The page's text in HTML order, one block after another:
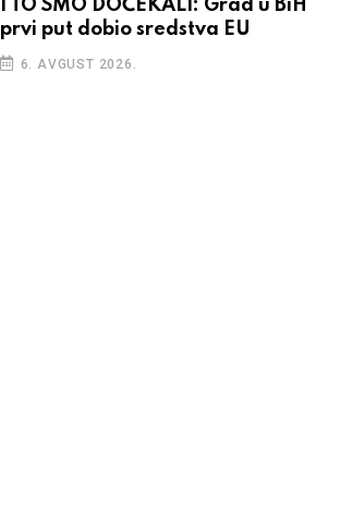
I TO SMO DOČEKALI: Grad u BiH
prvi put dobio sredstva EU
6. AVGUST 2026.